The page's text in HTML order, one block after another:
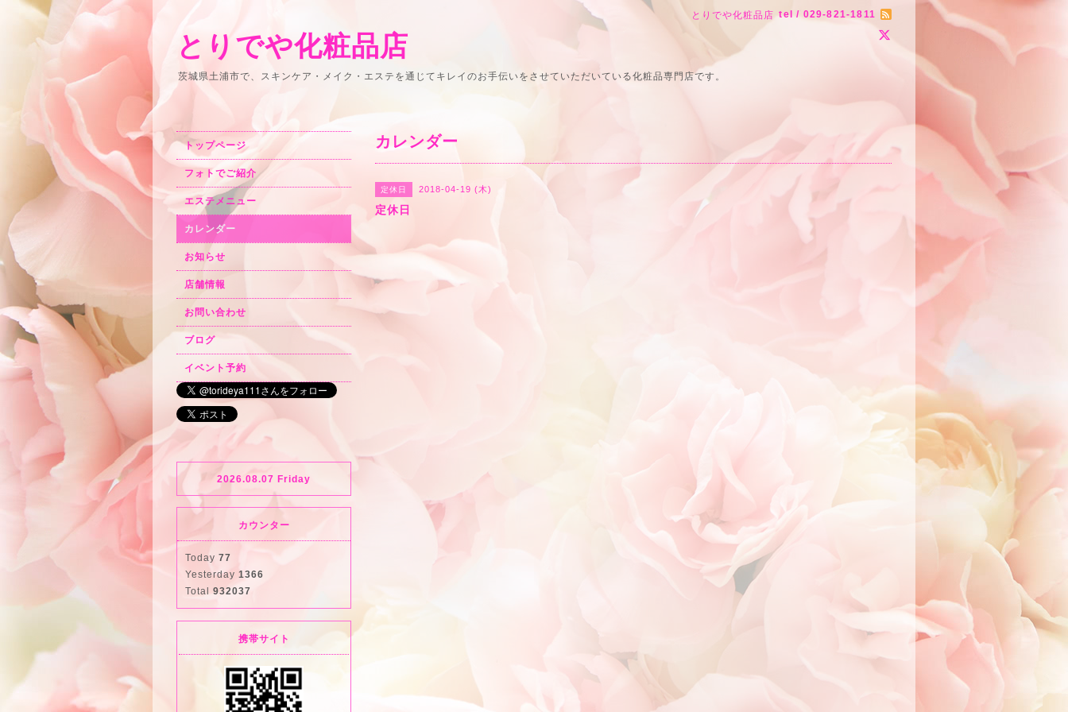
とりでや化粧品店 tel / 029-821-1811
とりでや化粧品店
茨城県土浦市で、スキンケア・メイク・エステを通じてキレイのお手伝いをさせていただいている化粧品専門店です。
カレンダー
定休日 2018-04-19 (木)
定休日
トップページ
フォトでご紹介
エステメニュー
カレンダー
お知らせ
店舗情報
お問い合わせ
ブログ
イベント予約
2026.08.07 Friday
カウンター
Today 77
Yesterday 1366
Total 932037
携帯サイト